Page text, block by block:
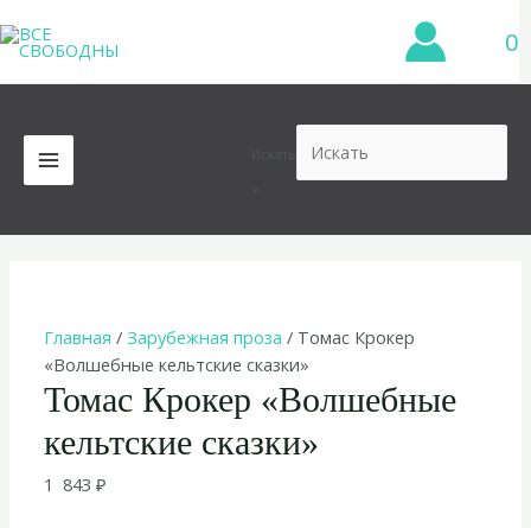
к
содержимому
0
MAIN
MENU
Главная /Зарубежная проза / Томас Крокер
«Волшебные кельтские сказки»
Томас Крокер «Волшебные
кельтские сказки»
1 843₽